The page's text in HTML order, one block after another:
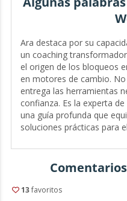
Ara destaca por su
un coaching
el origen de los bloqueos
en motores de cambio.
entrega las herramientas
confianza. Es la experta
una guía profunda que
soluciones prácticas para
13favoritos